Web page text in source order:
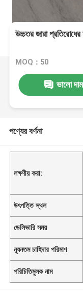
উচ্চতর জারা প্রতিরোধের
MOQ：50
ভালো দাম
পণ্যের বর্ণনা
লক্ষণীয় করা:
উৎপত্তি স্থল
ডেলিভারি সময়
ন্যূনতম চাহিদার পরিমাণ
পরিচিতিমুলক নাম